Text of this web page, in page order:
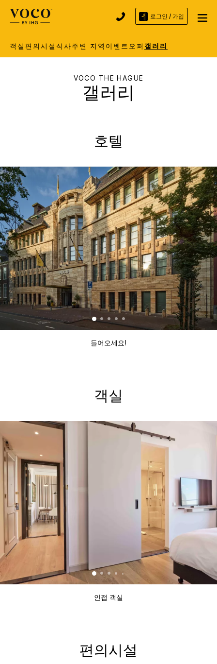
로그인 / 가입
객실 편의시설 식사주변 지역 이벤트 오퍼 갤러리
VOCO THE HAGUE
갤러리
호텔
들어오세요!
객실
인접 객실
편의시설